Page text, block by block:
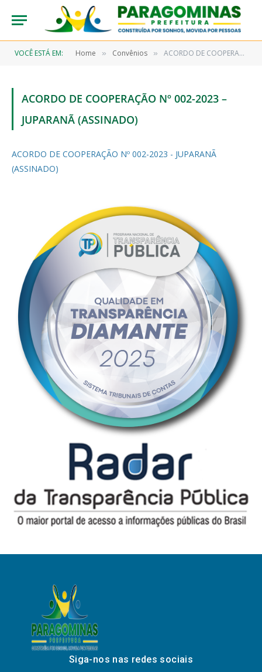
VOCÊ ESTÁ EM: Home » Convênios » ACORDO DE COOPERAÇÃO Nº 002-2023 – JUPARANÃ (ASSINADO)
ACORDO DE COOPERAÇÃO Nº 002-2023 –
JUPARANÃ (ASSINADO)
ACORDO DE COOPERAÇÃO Nº 002-2023 - JUPARANÃ
(ASSINADO)
Siga-nos nas redes sociais